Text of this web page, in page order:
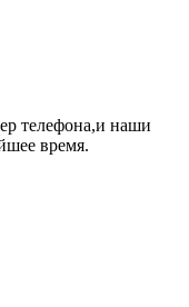
телефона,и наши
время.